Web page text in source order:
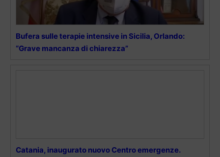
Bufera sulle terapie intensive in Sicilia, Orlando:
“Grave mancanza di chiarezza”
Catania, inaugurato nuovo Centro emergenze.